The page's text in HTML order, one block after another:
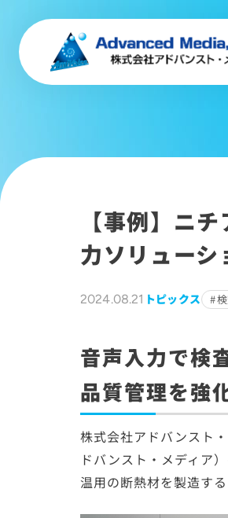
事業内容
会社概要
トップメッセージ
【事例】ニ
力ソリュー
2024.08.21 トピックス
音声入力で検
品質管理を強
株式会社アドバンスト
ドバンスト・メディア
温用の断熱材を製造す